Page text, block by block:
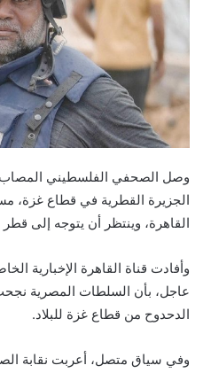
وصل الصحفي الفلسطيني
الجزيرة القطرية في قطاع غزة،
القاهرة، وينتظر أن يتوجه إلى
وأفادت قناة القاهرة الإخبارية
عاجل، بأن السلطات المصرية
الدحدوح من قطاع غزة للبلاد.
وفي سياق متصل، أعربت نقابة